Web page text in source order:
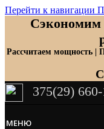
Перейти к навигации
Сэкономим
Рассчитаем мощность |
375(29)
МЕНЮ